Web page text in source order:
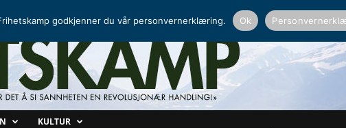
KULTUR
godkjenner du vår personvernerklæring. Ok